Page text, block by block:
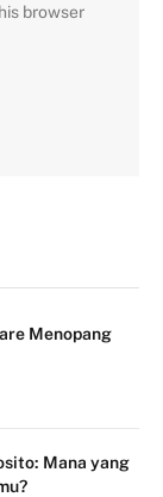
browser
Menopang
Mana yang